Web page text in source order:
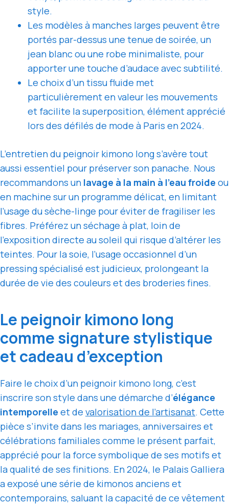
style.
Les modèles à manches larges peuvent être
portés par-dessus une tenue de soirée, un
jean blanc ou une robe minimaliste, pour
apporter une touche d’audace avec subtilité.
Le choix d’un tissu fluide met
particulièrement en valeur les mouvements
et facilite la superposition, élément apprécié
lors des défilés de mode à Paris en 2024.
L’entretien du peignoir kimono long s’avère tout
aussi essentiel pour préserver son panache. Nous
recommandons un lavage à la main à l’eau froide ou
en machine sur un programme délicat, en limitant
l’usage du sèche-linge pour éviter de fragiliser les
fibres. Préférez un séchage à plat, loin de
l’exposition directe au soleil qui risque d’altérer les
teintes. Pour la soie, l’usage occasionnel d’un
pressing spécialisé est judicieux, prolongeant la
durée de vie des couleurs et des broderies fines.
Le peignoir kimono long
comme signature stylistique
et cadeau d’exception
Faire le choix d’un peignoir kimono long, c’est
inscrire son style dans une démarche d’élégance
intemporelle et de valorisation de l’artisanat. Cette
pièce s’invite dans les mariages, anniversaires et
célébrations familiales comme le présent parfait,
apprécié pour la force symbolique de ses motifs et
la qualité de ses finitions. En 2024, le Palais Galliera
a exposé une série de kimonos anciens et
contemporains, saluant la capacité de ce vêtement